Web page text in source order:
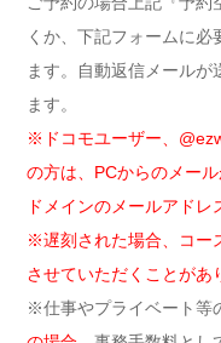
くか、下記フォームに
ます。自動返信メール
ます。
※ドコモユーザー、
の方は、PCからのメー
ドメインのメールアドレ
※遅刻された場合、コー
させていただくことがあ
※仕事やプライベート等